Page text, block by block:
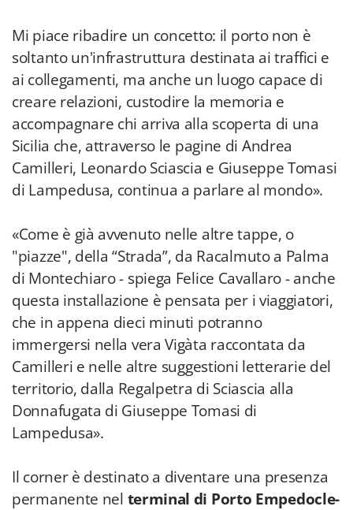
Mi piace ribadire un concetto: il porto non è
soltanto un'infrastruttura destinata ai traffici e
ai collegamenti, ma anche un luogo capace di
creare relazioni, custodire la memoria e
accompagnare chi arriva alla scoperta di una
Sicilia che, attraverso le pagine di Andrea
Camilleri, Leonardo Sciascia e Giuseppe Tomasi
di Lampedusa, continua a parlare al mondo».
«Come è già avvenuto nelle altre tappe, o
"piazze", della “Strada”, da Racalmuto a Palma
di Montechiaro - spiega Felice Cavallaro - anche
questa installazione è pensata per i viaggiatori,
che in appena dieci minuti potranno
immergersi nella vera Vigàta raccontata da
Camilleri e nelle altre suggestioni letterarie del
territorio, dalla Regalpetra di Sciascia alla
Donnafugata di Giuseppe Tomasi di
Lampedusa».
Il corner è destinato a diventare una presenza
permanente nel terminal di Porto Empedocle-